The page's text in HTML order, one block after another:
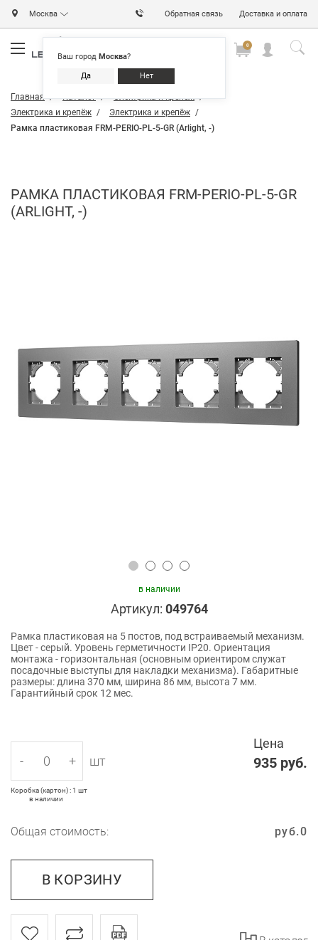
Москва
Ваш город Москва?
Да Нет
Обратная связь Доставка и оплата
0
Главная Каталог
Электрика и крепёж
Электрика и крепёж
Электрика и крепёж
Рамка пластиковая FRM-PERIO-PL-5-GR (Arlight, -)
РАМКА ПЛАСТИКОВАЯ FRM-PERIO-PL-5-GR
(ARLIGHT, -)
в наличии
Артикул: 049764
Рамка пластиковая на 5 постов, под встраиваемый механизм.
Цвет - серый. Уровень герметичности IP20. Ориентация
монтажа - горизонтальная (основным ориентиром служат
посадочные выступы для накладки механизма). Габаритные
размеры: длина 370 мм, ширина 86 мм, высота 7 мм.
Гарантийный срок 12 мес.
Цена
935 руб.
- + шт
Коробка (картон) : 1 шт
в наличии
Общая стоимость: 0
руб.
В КОРЗИНУ